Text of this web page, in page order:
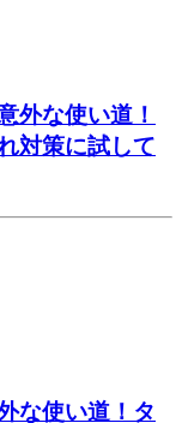
外な使い道！
対策に試して
な使い道！タ